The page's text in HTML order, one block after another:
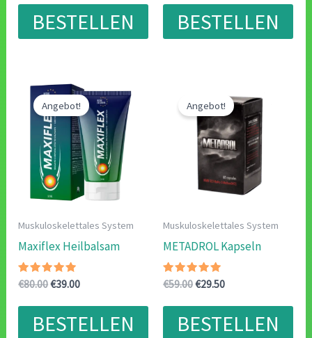
von 5 war:
€60.00
ist:
€38.00.
BESTELLEN
von 5 war:
€49.99
ist:
€25.00.
BESTELLEN
Angebot!
Muskuloskelettales System
Maxiflex Heilbalsam
Bewertet
mit
von 5
€80.00Ursprünglicher
war:
€80.00
€39.00Aktueller
ist:
€39.00.
BESTELLEN
Angebot!
Muskuloskelettales System
METADROL Kapseln
Bewertet
mit
von 5
€59.00Ursprünglicher
war:
€59.00
€29.50Aktueller
ist:
€29.50.
BESTELLEN